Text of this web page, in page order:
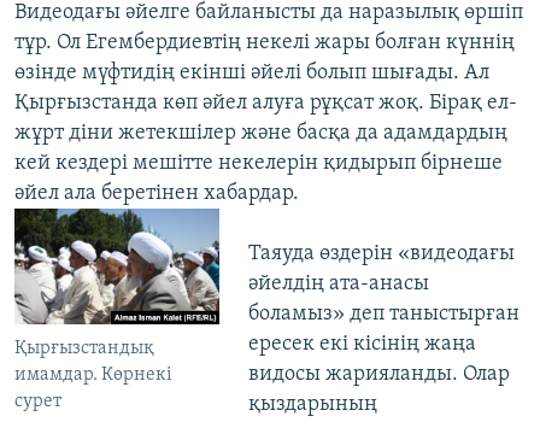
Видеодағы әйелге байланысты да наразылық өршіп
тұр. Ол Егембердиевтің некелі жары болған күннің
өзінде мүфтидің екінші әйелі болып шығады. Ал
Қырғызстанда көп әйел алуға рұқсат жоқ. Бірақ ел-
жұрт діни жетекшілер және басқа да адамдардың
кей кездері мешітте некелерін қидырып бірнеше
әйел ала беретінен хабардар.
Қырғызстандық
имамдар. Көрнекі
сурет
Таяуда өздерін «видеодағы
әйелдің ата-анасы
боламыз» деп таныстырған
ересек екі кісінің жаңа
видосы жарияланды. Олар
қыздарының